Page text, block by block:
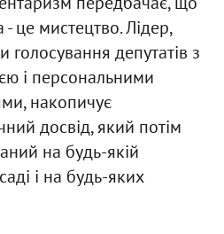
це мистецтво. Лідер,
голосування депутатів з
і персональними
накопичує
досвід, який потім
на будь-якій
і на будь-яких